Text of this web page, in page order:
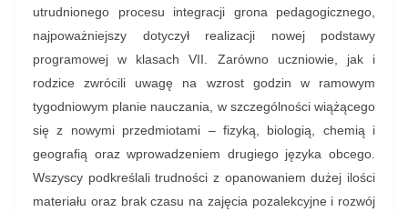
utrudnionego procesu integracji grona pedagogicznego,
najpoważniejszy dotyczył realizacji nowej podstawy
programowej w klasach VII. Zarówno uczniowie, jak i
rodzice zwrócili uwagę na wzrost godzin w ramowym
tygodniowym planie nauczania, w szczególności wiążącego
się z nowymi przedmiotami – fizyką, biologią, chemią i
geografią oraz wprowadzeniem drugiego języka obcego.
Wszyscy podkreślali trudności z opanowaniem dużej ilości
materiału oraz brak czasu na zajęcia pozalekcyjne i rozwój